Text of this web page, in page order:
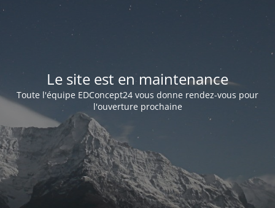
Le site est en maintenance
Toute l'équipe EDConcept24 vous donne rendez-vous pour
l'ouverture prochaine